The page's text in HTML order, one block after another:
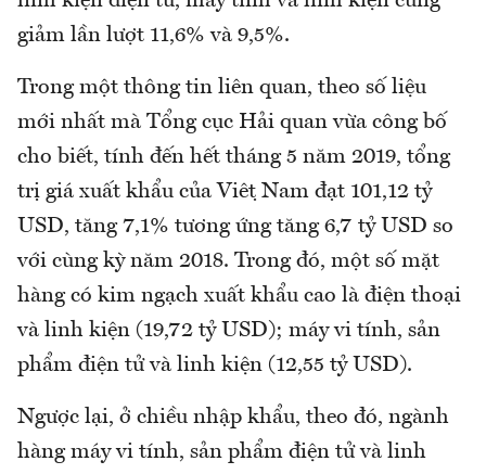
giảm lần lượt 11,6% và 9,5%.
Trong một thông tin liên quan, theo số liệu
mới nhất mà Tổng cục Hải quan vừa công bố
cho biết, tính đến hết tháng 5 năm 2019, tổng
trị giá xuất khẩu của Việt Nam đạt 101,12 tỷ
USD, tăng 7,1% tương ứng tăng 6,7 tỷ USD so
với cùng kỳ năm 2018. Trong đó, một số mặt
hàng có kim ngạch xuất khẩu cao là điện thoại
và linh kiện (19,72 tỷ USD); máy vi tính, sản
phẩm điện tử và linh kiện (12,55 tỷ USD).
Ngược lại, ở chiều nhập khẩu, theo đó, ngành
hàng máy vi tính, sản phẩm điện tử và linh